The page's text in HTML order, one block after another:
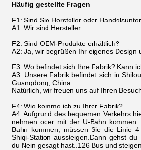
Häufig gestellte Fragen
F1: Sind Sie Hersteller oder
A1: Wir sind Hersteller.
F2: Sind OEM-Produkte erhältlich?
A2: Ja, wir begrüßen Ihr eigenes Design
F3: Wo befindet sich Ihre Fabrik? Kann
A3: Unsere Fabrik befindet sich in
Guangdong, China.
Natürlich, wir freuen uns auf Ihren Besuch.
F4: Wie komme ich zu Ihrer Fabrik?
A4: Aufgrund des bequemen Verkehrs
nehmen oder mit der U-Bahn
Bahn kommen, müssen Sie die Linie
Shiqi-Station aussteigen.Dann gehst
du Nein gesagt hast..126 Bus und